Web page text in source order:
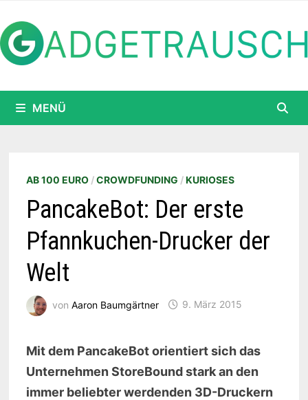
Inhalt
springen
MENÜ
AB 100 EURO/CROWDFUNDING /KURIOSES
PancakeBot: Der erste
Pfannkuchen-Drucker der
Welt
von Aaron Baumgärtner 9. März 2015
Mit dem PancakeBot orientiert sich das
Unternehmen StoreBound stark an den
immer beliebter werdenden 3D-Druckern